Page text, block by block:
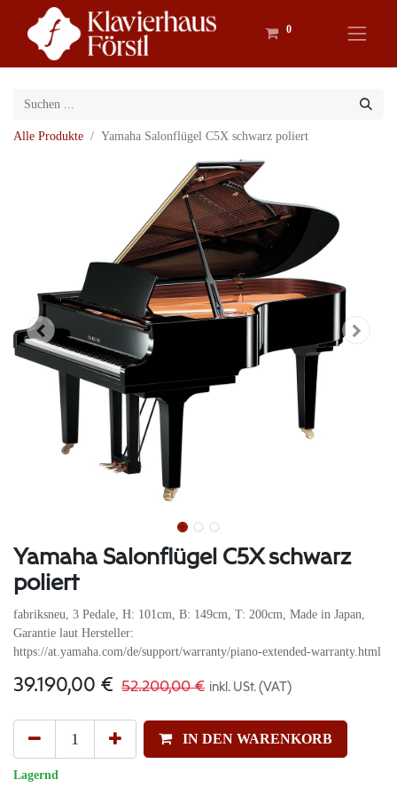
0
Alle Produkte Yamaha Salonflügel C5X schwarz poliert
Yamaha Salonflügel C5X schwarz
poliert
fabriksneu, 3 Pedale, H: 101cm, B: 149cm, T: 200cm, Made in Japan,
Garantie laut Hersteller:
https://at.yamaha.com/de/support/warranty/piano-extended-warranty.html
39.190,00 € 52.200,00€ inkl. USt. (VAT)
IN DEN WARENKORB
Lagernd